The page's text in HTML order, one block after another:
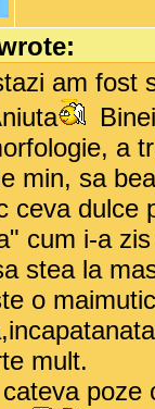
am fost
a
min, sa
ceva dulce
cum i-a
stea la
o
mult.
poze